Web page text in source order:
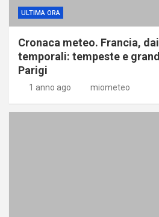
ULTIMA ORA
Cronaca meteo. Francia,
temporali: tempeste e
Parigi
1 anno ago miometeo